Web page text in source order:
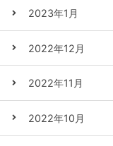
2023年1月
2022年12月
2022年11月
2022年10月